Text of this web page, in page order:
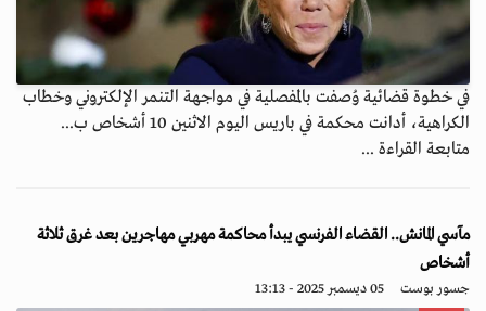
في خطوة قضائية وُصفت بالمفصلية في مواجهة التنمر الإلكتروني وخطاب
الكراهية، أدانت محكمة في باريس اليوم الاثنين 10 أشخاص ب...
متابعة القراءة ...
مآسي المانش.. القضاء الفرنسي يبدأ محاكمة مهربي مهاجرين بعد غرق ثلاثة
أشخاص
جسور بوست 05 ديسمبر 2025 - 13:13